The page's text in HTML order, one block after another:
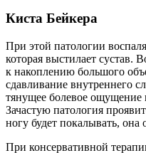
Киста Бейкера
При этой патологии
которая выстилает сустав.
к накоплению большого
сдавливание внутреннего
тянущее болевое ощущение
Зачастую патология
ногу будет покалывать, она
При консервативной